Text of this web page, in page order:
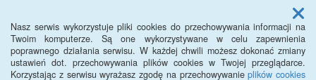
Nasz serwis wykorzystuje pliki cookies do przechowywania informacji na
Twoim komputerze. Są one wykorzystywane w celu zapewnienia
poprawnego działania serwisu. W każdej chwili możesz dokonać zmiany
ustawień dot. przechowywania plików cookies w Twojej przeglądarce.
Korzystając z serwisu wyrażasz zgodę na przechowywanieplików cookies
Menu
BIP - Urząd Miejski